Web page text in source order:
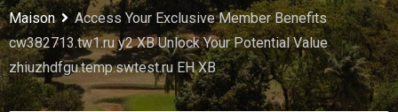
Maison
Access Your Exclusive Member Benefits
cw382713.tw1.ru y2 XB Unlock Your Potential Value
zhiuzhdfgu.temp.swtest.ru EH XB